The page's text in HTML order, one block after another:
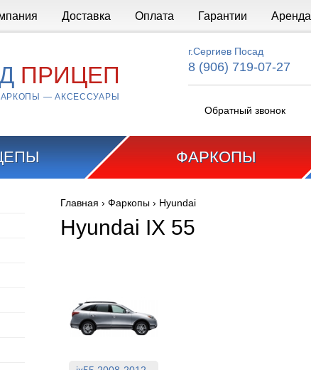
Доставка Оплата Гарантии Аренда
ПРИЦЕП
— АКСЕССУАРЫ
г.Сергиев Посад
8 (906) 719-07-27
Обратный звонок
ФАРКОПЫ
Вы здесь
Главная › Фаркопы › Hyundai
Hyundai IX 55